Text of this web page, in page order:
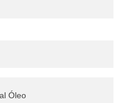
Óleo